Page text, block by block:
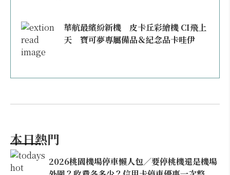
華航最繽紛新機 皮卡丘彩繪機 CI飛上
天 寶可夢專屬備品＆紀念品卡哇伊
本日熱門
2026桃園機場停車懶人包／要停桃機還是機場